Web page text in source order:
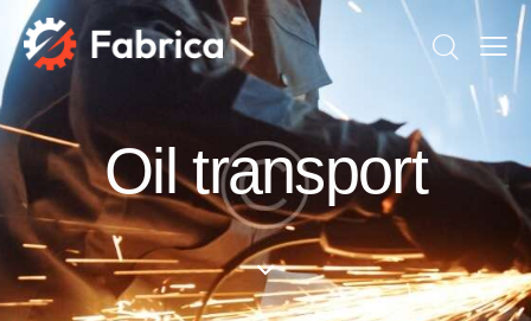
Oil transport